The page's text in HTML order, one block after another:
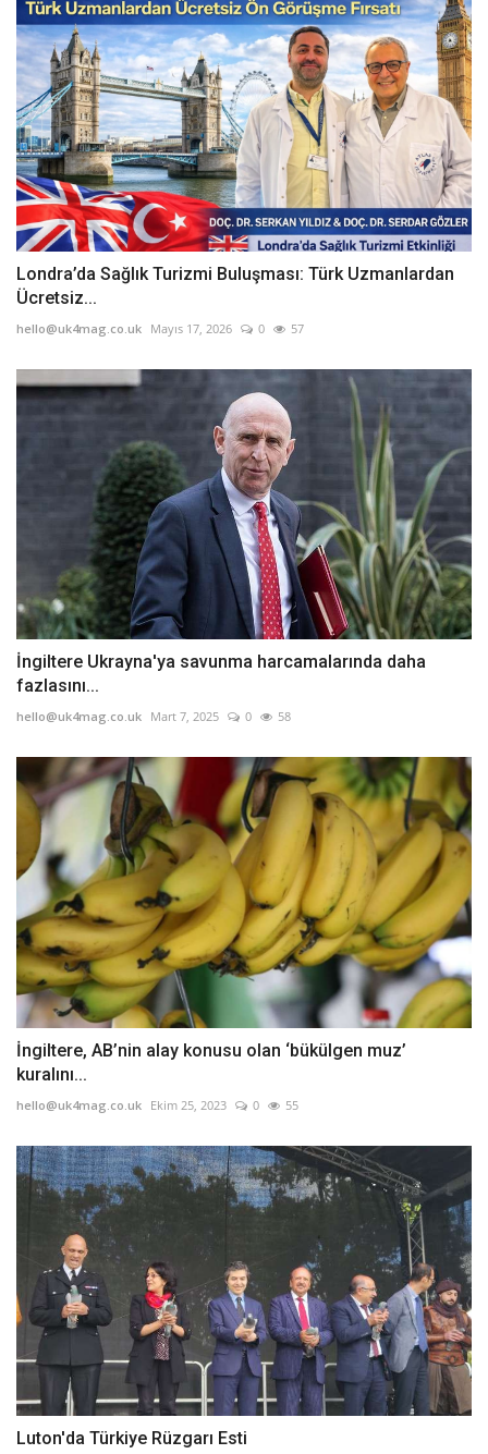
Londra’da Sağlık Turizmi Buluşması: Türk Uzmanlardan
Ücretsiz...
hello@uk4mag.co.uk Mayıs 17, 2026 0 57
İngiltere Ukrayna'ya savunma harcamalarında daha
fazlasını...
hello@uk4mag.co.uk Mart 7, 2025 0 58
İngiltere, AB’nin alay konusu olan ‘bükülgen muz’
kuralını...
hello@uk4mag.co.uk Ekim 25, 2023 0 55
Luton'da Türkiye Rüzgarı Esti